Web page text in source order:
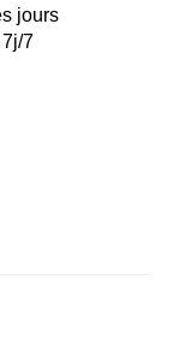
jours
7